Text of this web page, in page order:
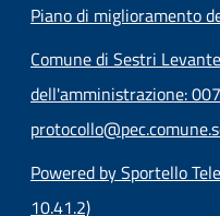
Piano di miglioramento
Comune di Sestri
dell'amministrazione:
Powered by Sportello
10.41.2)